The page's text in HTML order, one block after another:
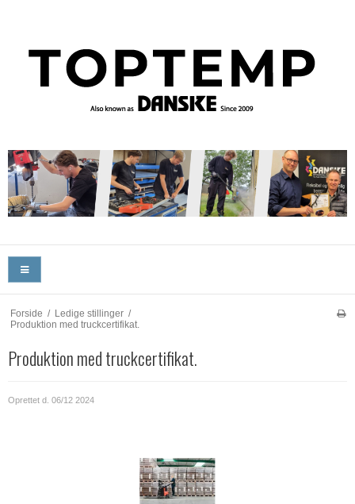
Forside / Ledige stillinger /
Produktion med truckcertifikat.
Produktion med truckcertifikat.
Oprettet d. 06/12 2024